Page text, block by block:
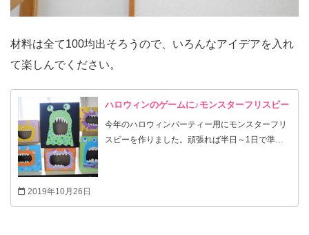
材料は全て100均出そろうので、いろんなアイデアを入れ
て楽しんでください。
ハロウィンのゲームに♪モンスターフリスビー
今年のハロウィンパーティー用にモンスターフリ
スビーを作りました。頑張れば半日～1日で準備
2019年10月26日